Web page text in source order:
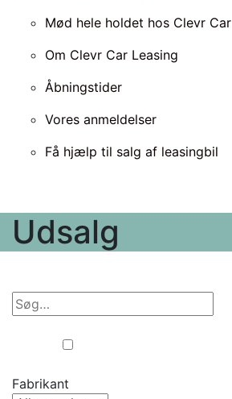
Mød hele holdet hos Clevr Car
Om Clevr Car Leasing
Åbningstider
Vores anmeldelser
Få hjælp til salg af leasingbil
Udsalg
Fabrikant